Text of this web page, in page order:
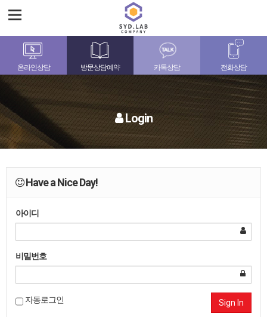
온라인상담 방문상담예약 카톡상담 전화상담
Login
Have a Nice Day!
아이디
비밀번호
자동로그인 Sign In